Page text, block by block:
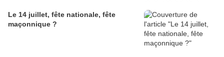
Le 14 juillet, fête nationale, fête
maçonnique ?